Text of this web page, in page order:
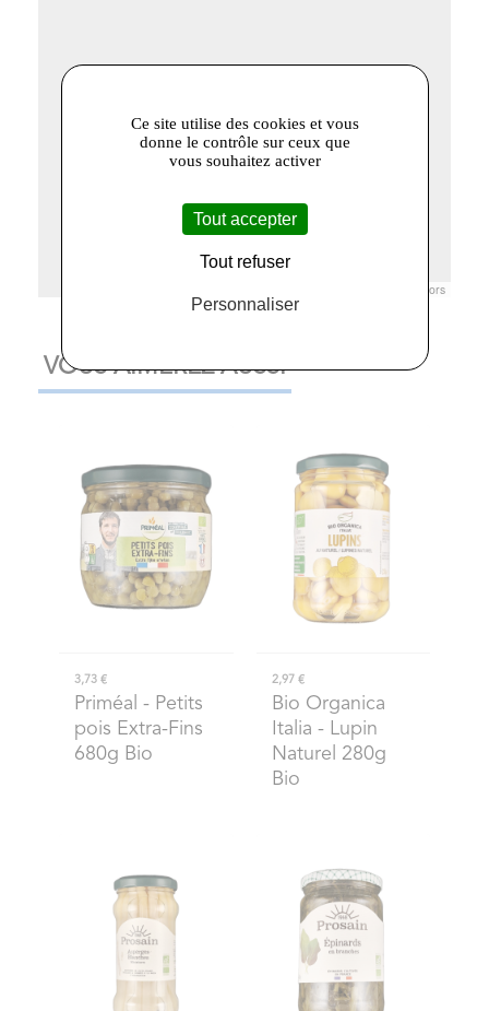
contributors
VOUS AIMEREZ AUSSI
3,73 €
Priméal - Petits
pois Extra-Fins
680g Bio
2,97 €
Bio Organica
Italia - Lupin
Naturel 280g
Bio
Ce site utilise des cookies et vous
donne le contrôle sur ceux que
vous souhaitez activer
Tout accepter
Tout refuser
Personnaliser